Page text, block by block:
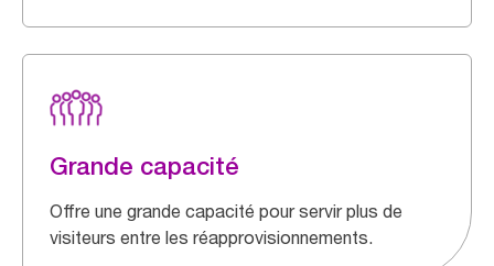
Grande capacité
Offre une grande capacité pour servir plus de
visiteurs entre les réapprovisionnements.